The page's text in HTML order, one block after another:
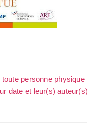
personne
date et leur(s)